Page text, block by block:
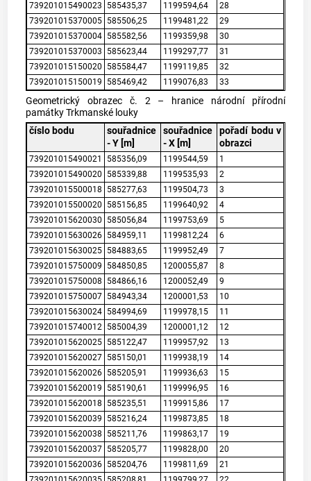
739201015490023
585435,37 1199594,64
28
739201015370005 585506,25 1199481,22
29
739201015370004 585582,56 1199359,98
30
739201015370003
585623,44 1199297,77
31
739201015150020
585584,47 1199119,85
32
739201015150019
585469,42 1199076,83 33
Geometrický obrazec č. 2 – hranice národní přírodní
památky Trkmanské louky
číslo bodu
souřadnice
- Y [m]
souřadnice
- X [m]
pořadí bodu v
obrazci
739201015490021 585356,09 1199544,59
1
739201015490020
585339,88 1199535,93
2
739201015500018
585277,63 1199504,73
3
739201015500020
585156,85 1199640,92
4
739201015620030
585056,84 1199753,69
5
739201015630026 584959,11 1199812,24
6
739201015630025 584883,65 1199952,49
7
739201015750009
584850,85 1200055,87
8
739201015750008
584866,16 1200052,49
9
739201015750007 584943,34 1200001,53
10
739201015630024 584994,69 1199978,15
11
739201015740012 585004,39 1200001,12
12
739201015620025 585122,47 1199957,92
13
739201015620027 585150,01 1199938,19
14
739201015620026 585205,91 1199936,63
15
739201015620019
585190,61 1199996,95
16
739201015620018
585235,51 1199915,86
17
739201015620039
585216,24 1199873,85
18
739201015620038
585211,76 1199863,17
19
739201015620037 585205,77 1199828,00
20
739201015620036 585204,76 1199811,69
21